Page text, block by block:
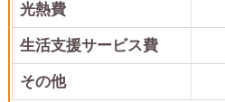
光熱費
生活支援サービス費
その他